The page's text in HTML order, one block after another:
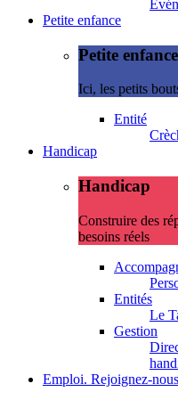
Petite enfance
Petite enfance
Ici, les petits
Entité
Handicap
Handicap
Construire des
besoins réels
Entités
Le
Gestion
Emploi. Rejoignez-nous